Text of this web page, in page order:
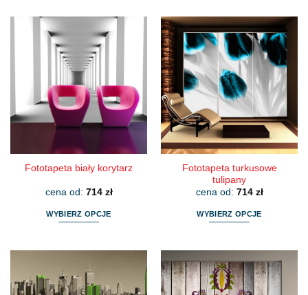
Fototapeta biały korytarz
cena od: 714 zł
WYBIERZ OPCJE
wiele
wariantów.
Fototapeta turkusowe
tulipany
cena od: 714 zł
WYBIERZ OPCJE
ma
wiele
wariantów.